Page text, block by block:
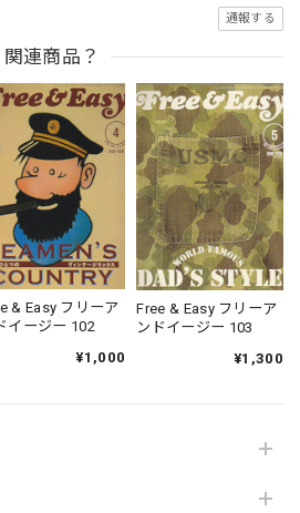
通報する
関連商品？
& Easy フリーア
イージー 102
¥1,000
Free & Easy フリーア
ンドイージー 103
¥1,300